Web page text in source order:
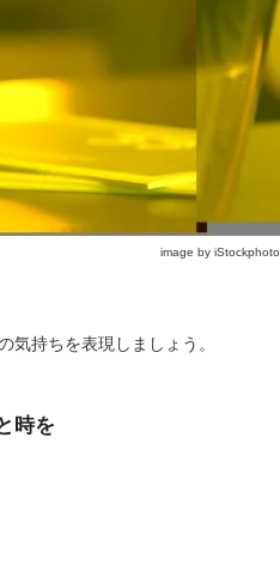
image by iStockphoto
気持ちを表現しましょう。
時を